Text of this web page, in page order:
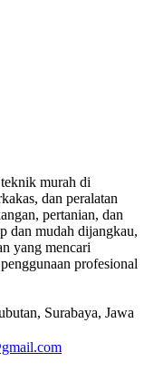
murah di
dan peralatan
pertanian, dan
dan mudah dijangkau,
yang mencari
profesional
Surabaya, Jawa